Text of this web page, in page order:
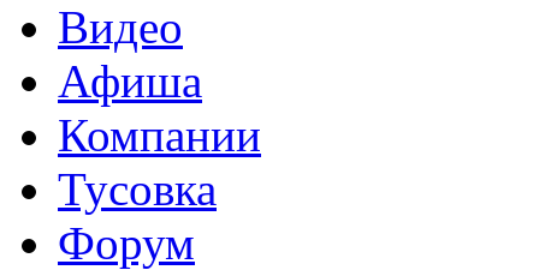
Видео
Афиша
Компании
Тусовка
Форум